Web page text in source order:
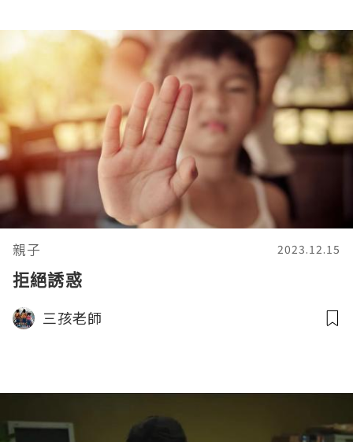
親子 2023.12.15
拒絕誘惑
三孩老師